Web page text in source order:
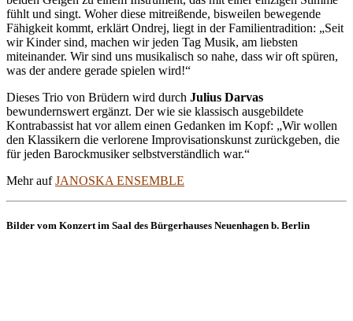
fühlt und singt. Woher diese mitreißende, bisweilen bewegende
Fähigkeit kommt, erklärt Ondrej, liegt in der Familientradition: „Seit
wir Kinder sind, machen wir jeden Tag Musik, am liebsten
miteinander. Wir sind uns musikalisch so nahe, dass wir oft spüren,
was der andere gerade spielen wird!“
Dieses Trio von Brüdern wird durch Julius Darvas
bewundernswert ergänzt. Der wie sie klassisch ausgebildete
Kontrabassist hat vor allem einen Gedanken im Kopf: „Wir wollen
den Klassikern die verlorene Improvisationskunst zurückgeben, die
für jeden Barockmusiker selbstverständlich war.“
Mehr aufJANOSKA ENSEMBLE
Bilder vom Konzert im Saal des Bürgerhauses Neuenhagen b. Berlin